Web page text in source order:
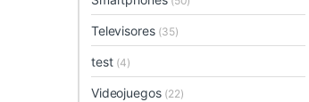
Televisores (35)
test (4)
Videojuegos (22)